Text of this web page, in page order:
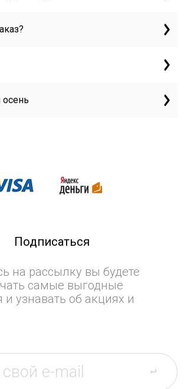
осень
Подписаться
на рассылку вы будете
самые выгодные
узнавать об акциях и